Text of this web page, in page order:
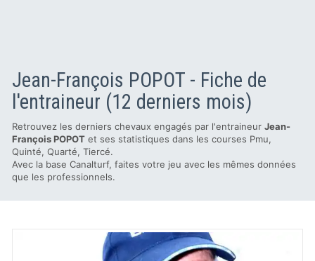
Jean-François POPOT - Fiche de
l'entraineur (12 derniers mois)
Retrouvez les derniers chevaux engagés par l'entraineur Jean-
François POPOT et ses statistiques dans les courses Pmu,
Quinté, Quarté, Tiercé.
Avec la base Canalturf, faites votre jeu avec les mêmes données
que les professionnels.